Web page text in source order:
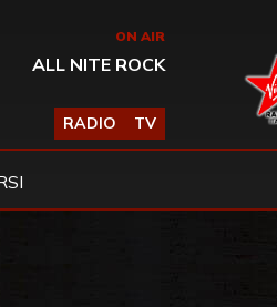
ON AIR
ALL NITE ROCK
RADIO TV